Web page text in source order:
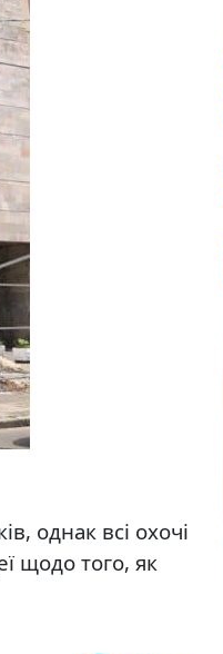
однак всі охочі
щодо того, як